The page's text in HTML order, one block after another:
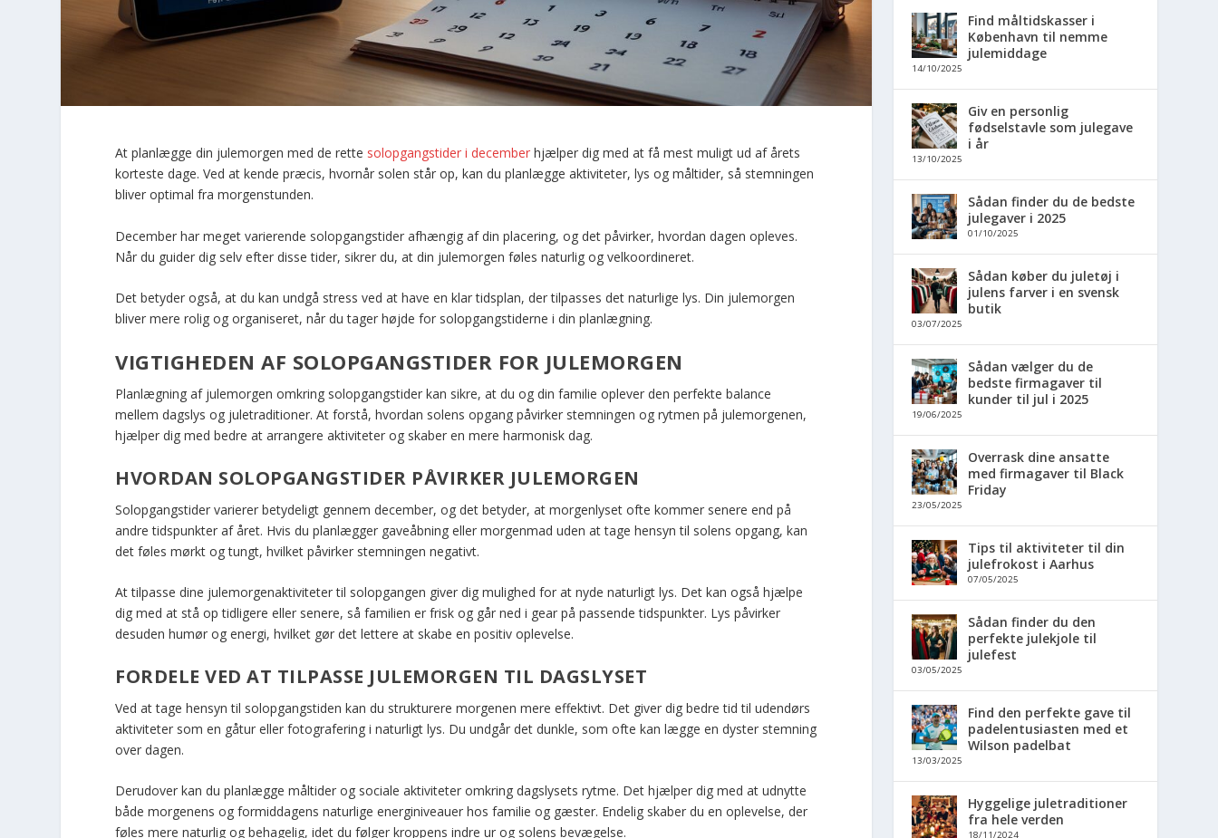
At planlægge din julemorgen med de rette solopgangstider i december hjælper dig med at få mest muligt ud af årets
korteste dage. Ved at kende præcis, hvornår solen står op, kan du planlægge aktiviteter, lys og måltider, så stemningen
bliver optimal fra morgenstunden.
December har meget varierende solopgangstider afhængig af din placering, og det påvirker, hvordan dagen opleves.
Når du guider dig selv efter disse tider, sikrer du, at din julemorgen føles naturlig og velkoordineret.
Det betyder også, at du kan undgå stress ved at have en klar tidsplan, der tilpasses det naturlige lys. Din julemorgen
bliver mere rolig og organiseret, når du tager højde for solopgangstiderne i din planlægning.
VIGTIGHEDEN AF SOLOPGANGSTIDER FOR JULEMORGEN
Planlægning af julemorgen omkring solopgangstider kan sikre, at du og din familie oplever den perfekte balance
mellem dagslys og juletraditioner. At forstå, hvordan solens opgang påvirker stemningen og rytmen på julemorgenen,
hjælper dig med bedre at arrangere aktiviteter og skaber en mere harmonisk dag.
HVORDAN SOLOPGANGSTIDER PÅVIRKER JULEMORGEN
Solopgangstider varierer betydeligt gennem december, og det betyder, at morgenlyset ofte kommer senere end på
andre tidspunkter af året. Hvis du planlægger gaveåbning eller morgenmad uden at tage hensyn til solens opgang, kan
det føles mørkt og tungt, hvilket påvirker stemningen negativt.
At tilpasse dine julemorgenaktiviteter til solopgangen giver dig mulighed for at nyde naturligt lys. Det kan også hjælpe
dig med at stå op tidligere eller senere, så familien er frisk og går ned i gear på passende tidspunkter. Lys påvirker
desuden humør og energi, hvilket gør det lettere at skabe en positiv oplevelse.
FORDELE VED AT TILPASSE JULEMORGEN TIL DAGSLYSET
Ved at tage hensyn til solopgangstiden kan du strukturere morgenen mere effektivt. Det giver dig bedre tid til udendørs
aktiviteter som en gåtur eller fotografering i naturligt lys. Du undgår det dunkle, som ofte kan lægge en dyster stemning
over dagen.
Derudover kan du planlægge måltider og sociale aktiviteter omkring dagslysets rytme. Det hjælper dig med at udnytte
både morgenens og formiddagens naturlige energiniveauer hos familie og gæster. Endelig skaber du en oplevelse, der
føles mere naturlig og behagelig, idet du følger kroppens indre ur og solens bevægelse.
Find måltidskasser i
København til nemme
julemiddage
14/10/2025
Giv en personlig
fødselstavle som julegave
i år
13/10/2025
Sådan finder du de bedste
julegaver i 2025
01/10/2025
Sådan køber du juletøj i
julens farver i en svensk
butik
03/07/2025
Sådan vælger du de
bedste firmagaver til
kunder til jul i 2025
19/06/2025
Overrask dine ansatte
med firmagaver til Black
Friday
23/05/2025
Tips til aktiviteter til din
julefrokost i Aarhus
07/05/2025
Sådan finder du den
perfekte julekjole til
julefest
03/05/2025
Find den perfekte gave til
padelentusiasten med et
Wilson padelbat
13/03/2025
Hyggelige juletraditioner
fra hele verden
18/11/2024